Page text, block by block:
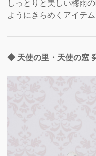
しっとりと美しい梅雨
ようにきらめくアイテ
◆ 天使の里・天使の窓